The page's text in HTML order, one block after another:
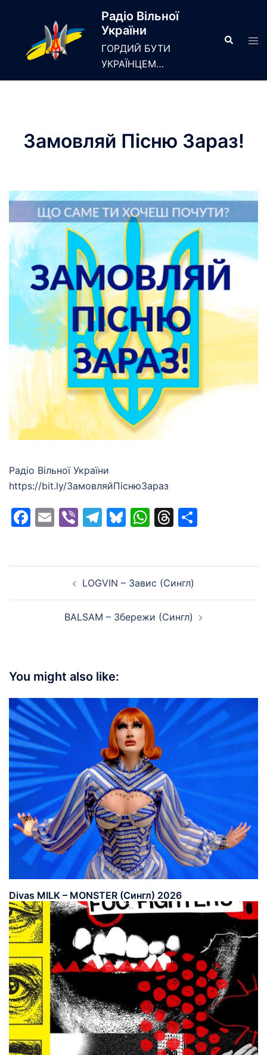
Радіо Вільної
України
ГОРДИЙ БУТИ
УКРАЇНЦЕМ…
Search
Замовляй Пiсню Зараз!
Радіо Вільної України
https://bit.ly/ЗамовляйПiснюЗараз
Facebook
EmailViberTelegram
Bluesky
WhatsApp
Threads
navigation LOGVIN – Завис (Сингл)
BALSAM – Збережи (Сингл)
You might also like:
Divas MILK – MONSTER (Сингл) 2026